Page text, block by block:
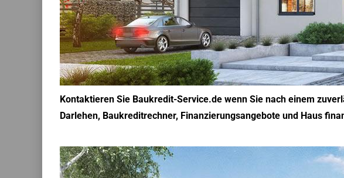
Kontaktieren Sie Baukredit-Service.de wenn Sie nach einem
Darlehen, Baukreditrechner, Finanzierungsangebote und Haus